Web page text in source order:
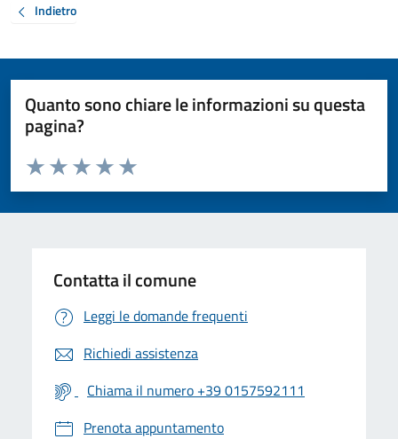
Indietro
Quanto sono chiare le informazioni su questa
pagina?
Valuta da 1 a 5 stelle la pagina
Valuta 5 stelle su 5
Valuta 4 stelle su 5
Valuta 3 stelle su 5
Valuta 2 stelle su 5
Valuta 1 stelle su 5
Contatta il comune
Leggi le domande frequenti
Richiedi assistenza
Chiama il numero +39 0157592111
Prenota appuntamento